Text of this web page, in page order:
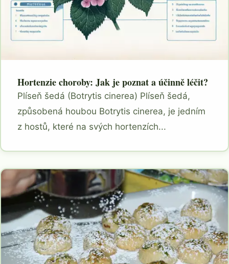
Hortenzie choroby: Jak je poznat a účinně léčit?
Plíseň šedá (Botrytis cinerea) Plíseň šedá,
způsobená houbou Botrytis cinerea, je jedním
z hostů, které na svých hortenzích...